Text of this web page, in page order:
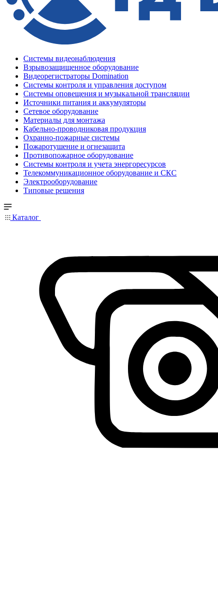
Системы видеонаблюдения
Взрывозащищенное оборудование
Видеорегистраторы Domination
Системы контроля и управления доступом
Системы оповещения и музыкальной трансляции
Источники питания и аккумуляторы
Сетевое оборудование
Материалы для монтажа
Кабельно-проводниковая продукция
Охранно-пожарные системы
Пожаротушение и огнезащита
Противопожарное оборудование
Системы контроля и учета энергоресурсов
Телекоммуникационное оборудование и СКС
Электрооборудование
Типовые решения
Каталог